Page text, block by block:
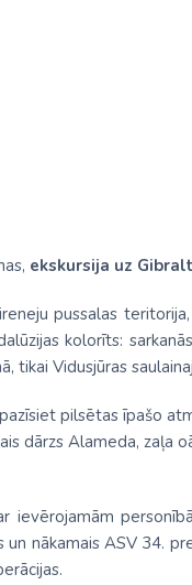
ekskursija uz
pussalas
kolorīts:
tikai Vidusjūras
pilsētas īpašo
dārzs Alameda, zaļa
ievērojamām
nākamais ASV 34.